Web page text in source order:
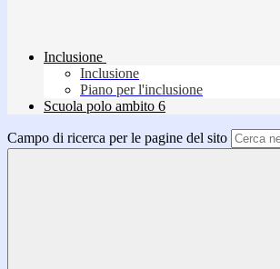
Inclusione
Inclusione
Piano per l'inclusione
Scuola polo ambito 6
Campo di ricerca per le pagine del sito